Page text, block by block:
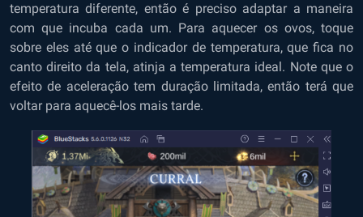
temperatura diferente, então é preciso adaptar a maneira
com que incuba cada um. Para aquecer os ovos, toque
sobre eles até que o indicador de temperatura, que fica no
canto direito da tela, atinja a temperatura ideal. Note que o
efeito de aceleração tem duração limitada, então terá que
voltar para aquecê-los mais tarde.